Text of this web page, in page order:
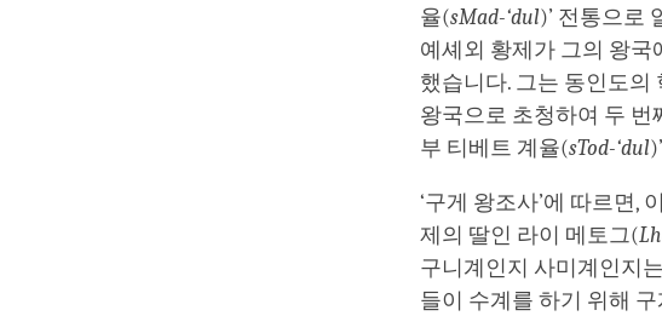
율(sMad-‘dul)’ 전통으로
예셰외 황제가 그의 왕
했습니다. 그는 동인도의
왕국으로 초청하여 두 번
부 티베트 계율(sTod-‘dul
‘구게 왕조사’에 따르면,
제의 딸인 라이 메토그(
구니계인지 사미계인지
들이 수계를 하기 위해